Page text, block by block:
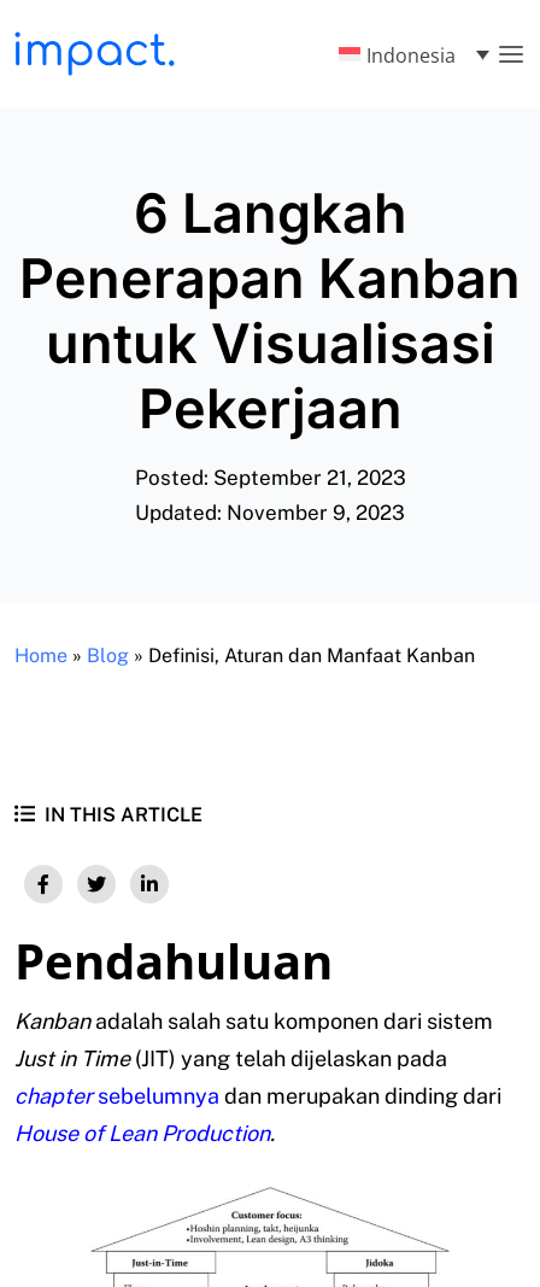
Indonesia
6 Langkah
Penerapan Kanban
untuk Visualisasi
Pekerjaan
Posted: September 21, 2023
Updated: November 9, 2023
Home » Blog » Definisi, Aturan dan Manfaat Kanban
IN THIS ARTICLE
Pendahuluan
Kanbanadalah salah satu komponen dari sistem
Just in Time(JIT) yang telah dijelaskan pada
chaptersebelumnya dan merupakan dinding dari
House of Lean Production.